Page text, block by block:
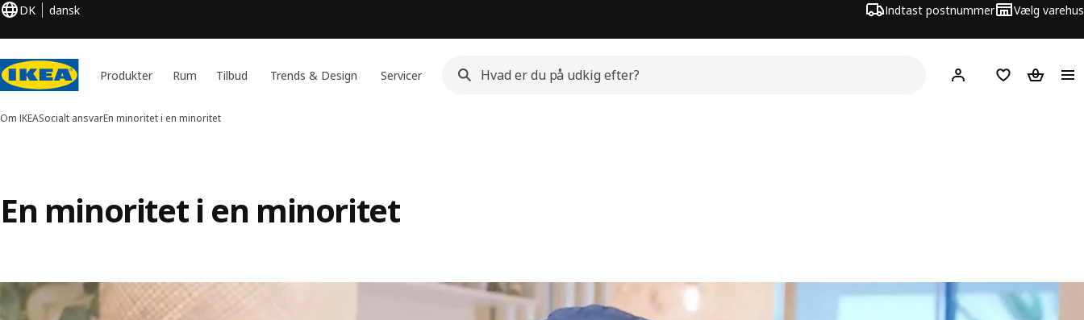
DK dansk Indtast postnummer Vælg varehus
Produkter Rum Tilbud Trends & Design Servicer Hej! Log ind her
Huskeliste
Kurv
Om IKEASocialt ansvarEn minoritet i en minoritet
En minoritet i en minoritet